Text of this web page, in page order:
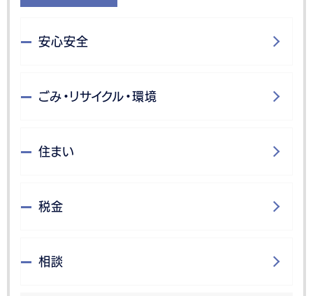
安心安全
ごみ・リサイクル・環境
住まい
税金
相談